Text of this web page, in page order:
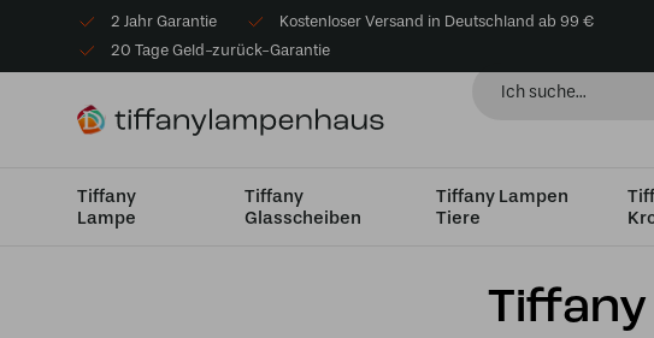
2 Jahr Garantie
Kostenloser Versand in Deutschland ab 99 €
20 Tage Geld-zurück-Garantie
Tiffany
Lampe
Tiffany
Glasscheiben
Tiffany Lampen
Tiere
Startseite Lampenschirme Lampenschirme Klein bis Ø35cm